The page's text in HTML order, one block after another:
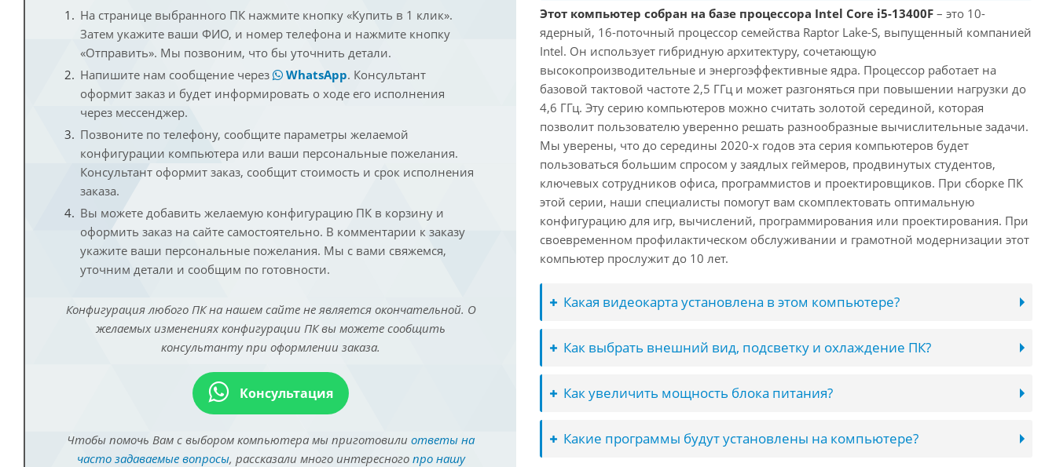
На странице выбранного ПК нажмите кнопку «Купить в 1 клик».
Затем укажите ваши ФИО, и номер телефона и нажмите кнопку
«Отправить». Мы позвоним, что бы уточнить детали.
Напишите нам сообщение через
WhatsApp. Консультант
оформит заказ и будет информировать о ходе его исполнения
через мессенджер.
Позвоните по телефону, сообщите параметры желаемой
конфигурации компьютера или ваши персональные пожелания.
Консультант оформит заказ, сообщит стоимость и срок исполнения
заказа.
Вы можете добавить желаемую конфигурацию ПК в корзину и
оформить заказ на сайте самостоятельно. В комментарии к заказу
укажите ваши персональные пожелания. Мы с вами свяжемся,
уточним детали и сообщим по готовности.
Конфигурация любого ПК на нашем сайте не является окончательной. О
желаемых изменениях конфигурации ПК вы можете сообщить
консультанту при оформлении заказа.
Консультация
Чтобы помочь Вам с выбором компьютера мы приготовили ответы на
часто задаваемые вопросы, рассказали много интересного про нашу
Этот компьютер собран на базе процессора Intel Core i5-13400F – это 10-
ядерный, 16-поточный процессор семейства Raptor Lake-S, выпущенный компанией
Intel. Он использует гибридную архитектуру, сочетающую
высокопроизводительные и энергоэффективные ядра. Процессор работает на
базовой тактовой частоте 2,5 ГГц и может разгоняться при повышении нагрузки до
4,6 ГГц. Эту серию компьютеров можно считать золотой серединой, которая
позволит пользователю уверенно решать разнообразные вычислительные задачи.
Мы уверены, что до середины 2020-х годов эта серия компьютеров будет
пользоваться большим спросом у заядлых геймеров, продвинутых студентов,
ключевых сотрудников офиса, программистов и проектировщиков. При сборке ПК
этой серии, наши специалисты помогут вам скомплектовать оптимальную
конфигурацию для игр, вычислений, программирования или проектирования. При
своевременном профилактическом обслуживании и грамотной модернизации этот
компьютер прослужит до 10 лет.
Какая видеокарта установлена в этом компьютере?
Как выбрать внешний вид, подсветку и охлаждение ПК?
Как увеличить мощность блока питания?
Какие программы будут установлены на компьютере?